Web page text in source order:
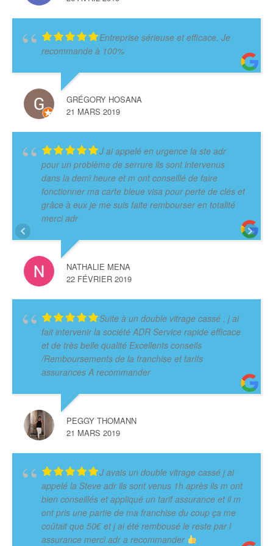
Entreprise sérieuse et efficace. Je
recommande à 100%
GRÉGORY HOSANA
21 MARS 2019
J ai appelé en urgence la ste adr
pour un problème de serrure ils sont intervenus
dans la demi heure et m ont conseillé de faire
fonctionner ma carte bleue visa pour perte de clés et
grâce à eux je me suis faite rembourser en totalité
merci adr
NATHALIE MENA
22 FÉVRIER 2019
Suite à un double vitrage cassé , j ai
fait intervenir la société ADR Service rapide efficace
et de très belle qualité Excellents conseils
/Remboursements de la franchise et tarifs
assurances A recommander
PEGGY THOMANN
21 MARS 2019
J avais un double vitrage cassé j ai
appelé la Steve adr ils sont venus 1h après ils m ont
bien conseillés et appliqué un tarif assurance et il m
ont pris une partie de ma franchise du coup ça me
coûtait que 50€ et j ai été rembousé le reste par l
assurance merci adr a recommander